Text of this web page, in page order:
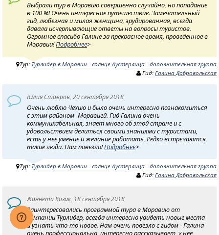
Выбрали тур в Моравию совершенно случайно, но попадание
в 100 %! Очень интересное путешествие. Замечательный
гид, любезная и милая женщина, эрудированная, всегда
давала исчерпывающие ответы на вопросы туристов.
Огромное спасибо Галине за прекрасное время, проведенное в
Моравии!Подробнее>
Тур: Турлидер в Моравии - солнце Аустерлица - дополнительная группа
Гид: Галина Добровольская
Юлия Ставров, 20 сентября 2018
Очень люблю Чехию и было очень интересно познакомиться
с этим районом -Моравией. Гид Галина очень
коммуникабельная, знает много об этой стране и с
удовольствием делиться своими знаниями с туристами,
есть у нее умение и желание работать, Редко встречаются
такие люди. Нам повезло!Подробнее>
Тур: Турлидер в Моравии - солнце Аустерлица - дополнительная группа
Гид: Галина Добровольская
Жаннета Козак, 18 сентября 2018
Заинтересовались программой тура в Моравию от
компании Турлидер, всегда интересно увидеть новые места
и узнать что-то новое. Нам очень повезло с гидом - Галина
очень профессиональна, интересно рассказывает, у нее